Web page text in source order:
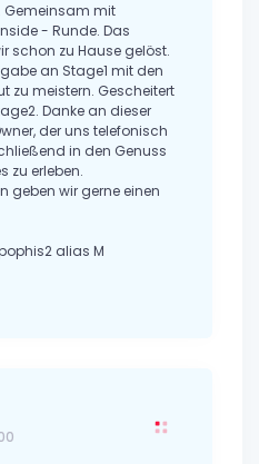
Gemeinsam mit
- Runde. Das
schon zu Hause gelöst.
an Stage1 mit den
zu meistern. Gescheitert
Danke an dieser
der uns telefonisch
in den Genuss
zu erleben.
geben wir gerne einen
alias M